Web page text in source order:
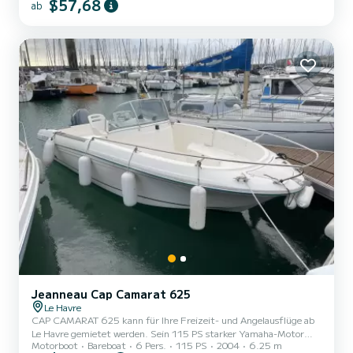
mögliche Ausflüge: | Vormittags (10:30 Uhr - 12:30 Uhr) |
freundlichen Grüßen
ab $57,68
Jeanneau Cap Camarat 625
Le Havre
CAP CAMARAT 625 kann für Ihre Freizeit- und Angelausflüge ab
Le Havre gemietet werden. Sein 115 PS starker Yamaha-Motor
gepaart mit seiner außergewöhnlichen Manövrierfähigkeit machen
Motorboot Bareboat 6 Pers. 115 PS 2004 6.25 m